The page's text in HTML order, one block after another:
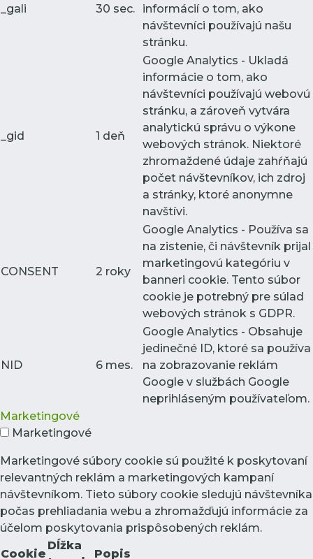
_gali 30 sec.
informácií o tom, ako
návštevníci používajú našu
stránku.
_gid 1 deň
Google Analytics - Ukladá
informácie o tom, ako
návštevníci používajú webovú
stránku, a zároveň vytvára
analytickú správu o výkone
webových stránok. Niektoré
zhromaždené údaje zahŕňajú
počet návštevníkov, ich zdroj
a stránky, ktoré anonymne
navštívi.
CONSENT 2 roky
Google Analytics - Používa sa
na zistenie, či návštevník prijal
marketingovú kategóriu v
banneri cookie. Tento súbor
cookie je potrebný pre súlad
webových stránok s GDPR.
NID 6 mes.
Google Analytics - Obsahuje
jedinečné ID, ktoré sa používa
na zobrazovanie reklám
Google v službách Google
neprihláseným používateľom.
Marketingové
Marketingové
Marketingové súbory cookie sú použité k poskytovaní
relevantných reklám a marketingových kampaní
návštevníkom. Tieto súbory cookie sledujú návštevníka
počas prehliadania webu a zhromažďujú informácie za
účelom poskytovania prispôsobených reklám.
Cookie
Dĺžka
Popis